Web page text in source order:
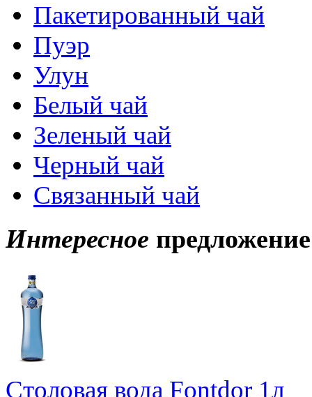
Пакетированный чай
Пуэр
Улун
Белый чай
Зеленый чай
Черный чай
Связанный чай
Интересное предложение
Столовая вода Fontdor 1л